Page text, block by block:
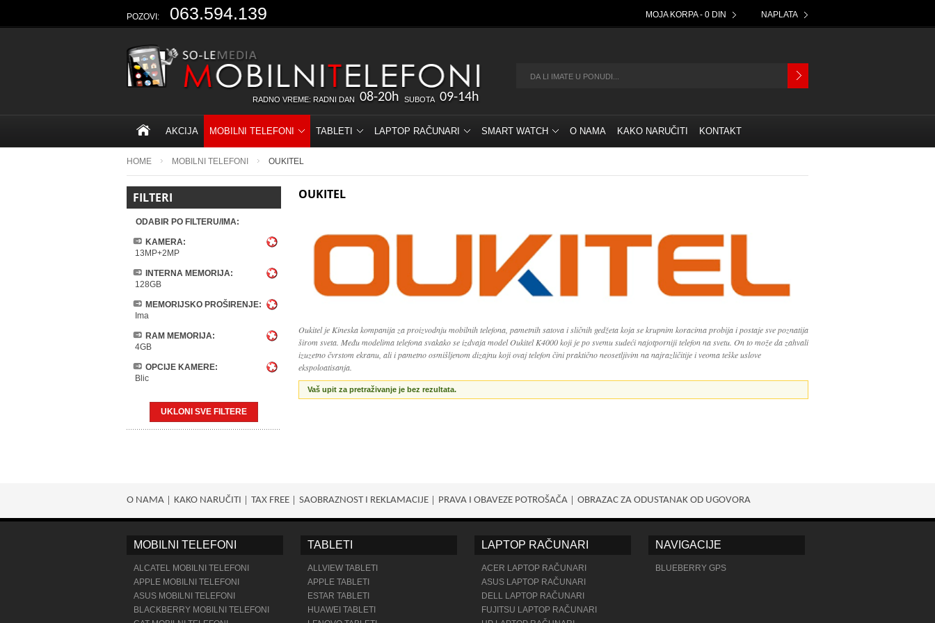
POZOVI: 063.594.139 MOJA KORPA - 0 DIN NAPLATA
RADNO VREME: RADNI DAN 08-20h SUBOTA 09-14h
AKCIJA MOBILNI TELEFONI TABLETI LAPTOP RAČUNARI SMART WATCH O NAMA KAKO NARUČITI KONTAKT
HOME MOBILNI TELEFONI OUKITEL
FILTERI
ODABIR PO FILTERU/IMA:
KAMERA:
13MP+2MP
INTERNA MEMORIJA:
128GB
MEMORIJSKO PROŠIRENJE:
Ima
RAM MEMORIJA:
4GB
OPCIJE KAMERE:
Blic
UKLONI SVE FILTERE
OUKITEL
Oukitel je Kineska kompanija za proizvodnju mobilnih telefona, pametnih satova i sličnih gedžeta koja se krupnim koracima probija i postaje sve poznatija
širom sveta. Među modelima telefona svakako se izdvaja model Oukitel K4000 koji je po svemu sudeći najotporniji telefon na svetu. On to može da zahvali
izuzetno čvrstom ekranu, ali i pametno osmišljenom dizajnu koji ovaj telefon čini praktično neosetljivim na najrazličitije i veoma teške uslove
ekspoloatisanja.
Vaš upit za pretraživanje je bez rezultata.
O NAMA KAKO NARUČITI TAX FREE SAOBRAZNOST I REKLAMACIJE PRAVA I OBAVEZE POTROŠАČA OBRAZAC ZA ODUSTANAK OD UGOVORA
MOBILNI TELEFONI
ALCATEL MOBILNI TELEFONI
APPLE MOBILNI TELEFONI
ASUS MOBILNI TELEFONI
BLACKBERRY MOBILNI TELEFONI
TABLETI
ALLVIEW TABLETI
APPLE TABLETI
ESTAR TABLETI
HUAWEI TABLETI
LAPTOP RAČUNARI
ACER LAPTOP RAČUNARI
ASUS LAPTOP RAČUNARI
DELL LAPTOP RAČUNARI
FUJITSU LAPTOP RAČUNARI
NAVIGACIJE
BLUEBERRY GPS